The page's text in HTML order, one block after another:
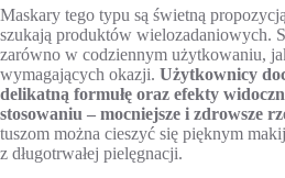
Maskary tego typu są świetną
szukają produktów wielozadaniowych.
zarówno w codziennym użytkowaniu,
wymagających okazji. Użytkownicy
delikatną formułę oraz efekty
stosowaniu – mocniejsze i zdrowsze
tuszom można cieszyć się pięknym
z długotrwałej pielęgnacji.